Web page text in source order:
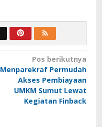
Pos berikutnya
Menparekraf Permudah
Akses Pembiayaan
UMKM Sumut Lewat
Kegiatan Finback